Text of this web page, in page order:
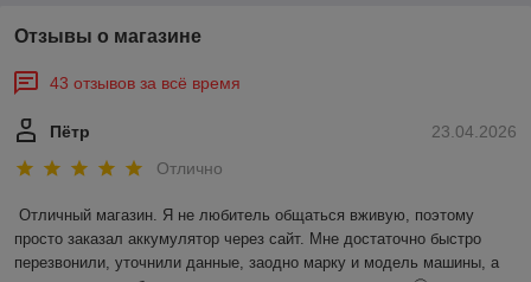
Отзывы о магазине
43 отзывов за всё время
23.04.2026
Пётр
Отлично
Отличный магазин. Я не любитель общаться вживую, поэтому
просто заказал аккумулятор через сайт. Мне достаточно быстро
перезвонили, уточнили данные, заодно марку и модель машины, а